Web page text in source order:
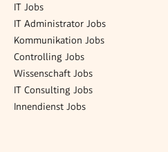
IT Jobs
IT Administrator Jobs
Kommunikation Jobs
Controlling Jobs
Wissenschaft Jobs
IT Consulting Jobs
Innendienst Jobs